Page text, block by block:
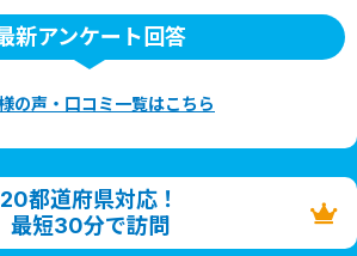
新アンケート回答
の声・口コミ一覧はこちら
20都道府県対応！
最短30分で訪問